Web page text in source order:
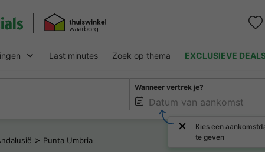
Last minutes Zoek op thema EXCLUSIEVE
Wanneer vertrek je?
Kies een
te geven
> Punta Umbria